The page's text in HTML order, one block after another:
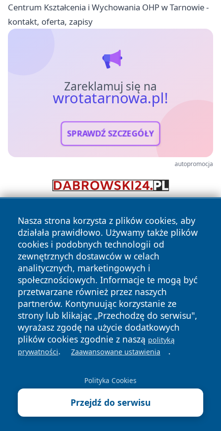
Centrum Kształcenia i Wychowania OHP w Tarnowie -
kontakt, oferta, zapisy
Zareklamuj się na
wrotatarnowa.pl!
SPRAWDŹ SZCZEGÓŁY
autopromocja
Nasza strona korzysta z plików cookies, aby
działała prawidłowo. Używamy także plików
cookies i podobnych technologii od
zewnętrznych dostawców w celach
analitycznych, marketingowych i
społecznościowych. Informacje te mogą być
przetwarzane również przez naszych
partnerów. Kontynuując korzystanie ze
strony lub klikając „Przechodzę do serwisu",
wyrażasz zgodę na użycie dodatkowych
plików cookies zgodnie z naszą polityką
prywatności. Zaawansowane ustawienia .
Polityka Cookies
Przejdź do serwisu
Copyright © 2026 wrotatarnowa.pl Wszystkie prawa
zastrzeżone.
Autorzy
Polityka
Prywatności
Polityka
Cookies